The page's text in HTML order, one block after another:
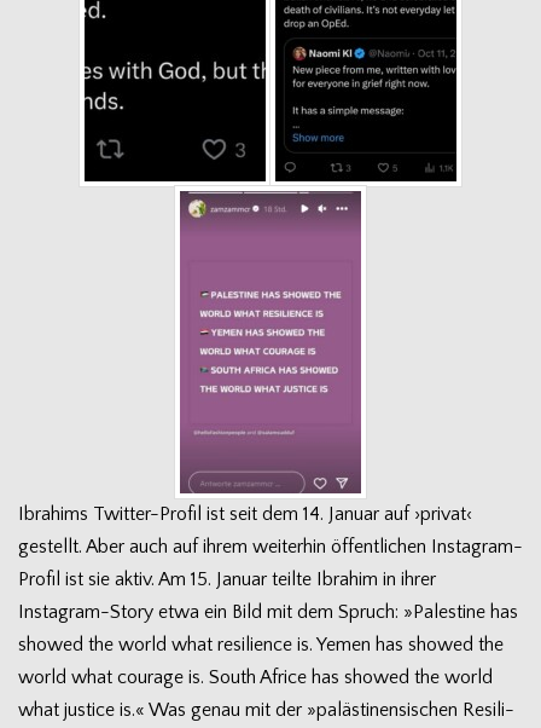
Ibra­hims Twitter-Profil ist seit dem 14. Januar auf ›pri­vat‹
gestellt. Aber auch auf ihrem wei­ter­hin öffent­li­chen Instagram-
Profil ist sie aktiv. Am 15. Januar teilte Ibra­him in ihrer
Instagram-Story etwa ein Bild mit dem Spruch: »Pal­es­tine has
showed the world what resi­li­ence is. Yemen has showed the
world what cou­rage is. South Africe has showed the world
what jus­tice is.« Was genau mit der »paläs­ti­nen­si­schen Resi­li­